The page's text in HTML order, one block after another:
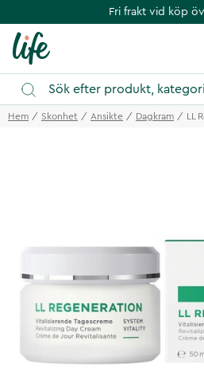
Fri frakt vid köp
Hem Skonhet Ansikte Dagkram LL